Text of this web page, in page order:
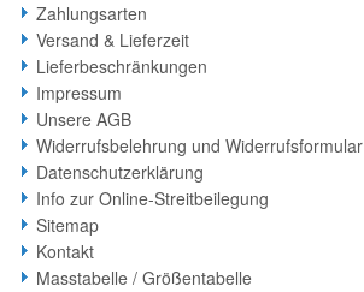
Zahlungsarten
Versand & Lieferzeit
Lieferbeschränkungen
Impressum
Unsere AGB
Widerrufsbelehrung und Widerrufsformular
Datenschutzerklärung
Info zur Online-Streitbeilegung
Sitemap
Kontakt
Masstabelle / Größentabelle